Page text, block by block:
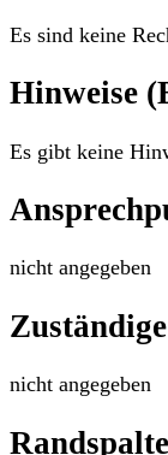
Es sind keine
Hinweise
Es gibt keine
nicht angegeben
nicht angegeben
Randspalte